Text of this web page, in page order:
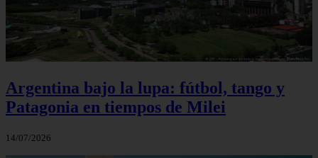
Argentina bajo la lupa: fútbol, tango y
Patagonia en tiempos de Milei
14/07/2026